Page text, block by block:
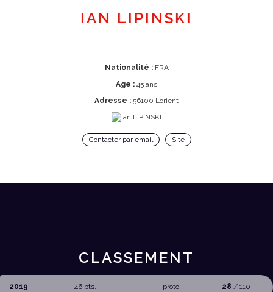
IAN LIPINSKI
Nationalité :FRA
Age : 45 ans
Adresse : 56100 Lorient
Contacter par email Site
CLASSEMENT
2019 46 pts. proto 28 / 110